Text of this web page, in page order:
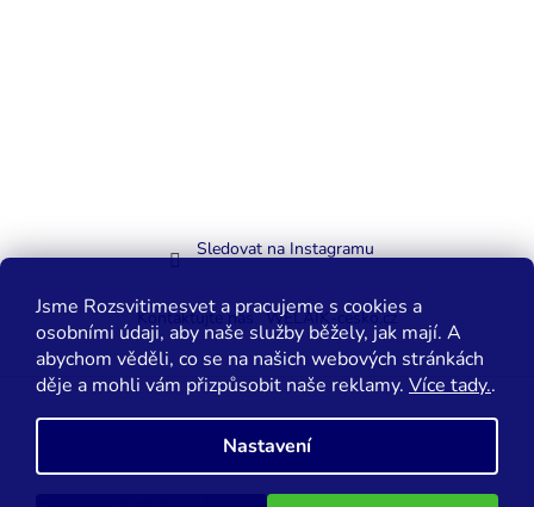
Jsme Rozsvitimesvet a pracujeme s cookies a
osobními údaji, aby naše služby běžely, jak mají. A
abychom věděli, co se na našich webových stránkách
děje a mohli vám přizpůsobit naše reklamy. Více tady..
Nastavení
Sledovat na Instagramu
Kontaktujte nás WELAIK-cesko.cz
Vytvořil Shoptet